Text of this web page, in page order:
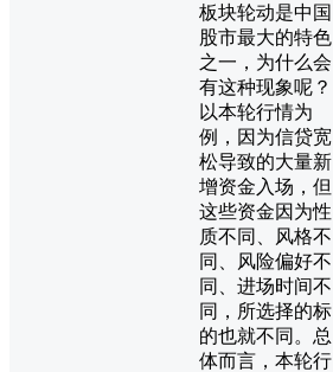
板块轮动是中国
股市最大的特色
之一，为什么会
有这种现象呢？
以本轮行情为
例，因为信贷宽
松导致的大量新
增资金入场，但
这些资金因为性
质不同、风格不
同、风险偏好不
同、进场时间不
同，所选择的标
的也就不同。总
体而言，本轮行